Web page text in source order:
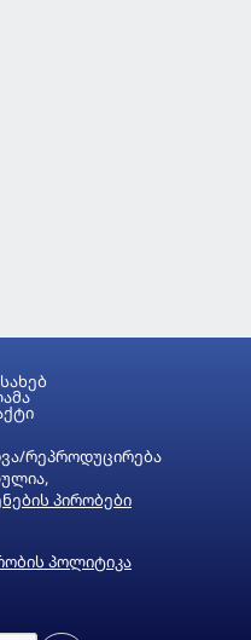
რეპროდუცირება
პირობები
პოლიტიკა